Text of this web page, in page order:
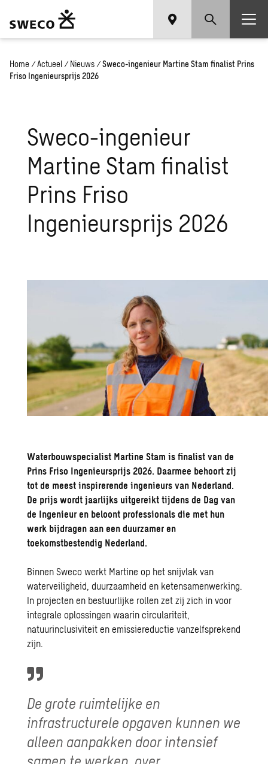
Home / Actueel / Nieuws / Sweco-ingenieur Martine Stam finalist Prins
Friso Ingenieursprijs 2026
Sweco-ingenieur
Martine Stam finalist
Prins Friso
Ingenieursprijs 2026
Waterbouwspecialist Martine Stam is finalist van de
Prins Friso Ingenieursprijs 2026. Daarmee behoort zij
tot de meest inspirerende ingenieurs van Nederland.
De prijs wordt jaarlijks uitgereikt tijdens de Dag van
de Ingenieur en beloont professionals die met hun
werk bijdragen aan een duurzamer en
toekomstbestendig Nederland.
Binnen Sweco werkt Martine op het snijvlak van
waterveiligheid, duurzaamheid en ketensamenwerking.
In projecten en bestuurlijke rollen zet zij zich in voor
integrale oplossingen waarin circulariteit,
natuurinclusiviteit en emissiereductie vanzelfsprekend
zijn.
De grote ruimtelijke en
infrastructurele opgaven kunnen we
alleen aanpakken door intensief